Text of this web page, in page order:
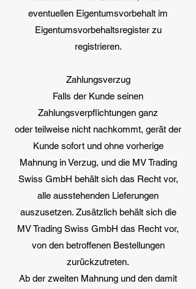
eventuellen Eigentumsvorbehalt im
Eigentumsvorbehaltsregister zu
registrieren.
Zahlungsverzug
Falls der Kunde seinen
Zahlungsverpflichtungen ganz
oder teilweise nicht nachkommt, gerät der
Kunde sofort und ohne vorherige
Mahnung in Verzug, und die MV Trading
Swiss GmbH behält sich das Recht vor,
alle ausstehenden Lieferungen
auszusetzen. Zusätzlich behält sich die
MV Trading Swiss GmbH das Recht vor,
von den betroffenen Bestellungen
zurückzutreten.
Ab der zweiten Mahnung und den damit